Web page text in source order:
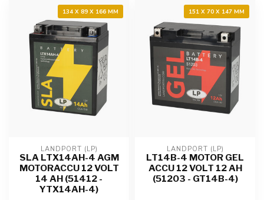
134 X 89 X 166 MM
LANDPORT (LP)
SLA LTX14AH-4 AGM
MOTORACCU 12 VOLT
14 AH (51412 -
YTX14AH-4)
151 X 70 X 147 MM
LANDPORT (LP)
LT14B-4 MOTOR GEL
ACCU 12 VOLT 12 AH
(51203 - GT14B-4)